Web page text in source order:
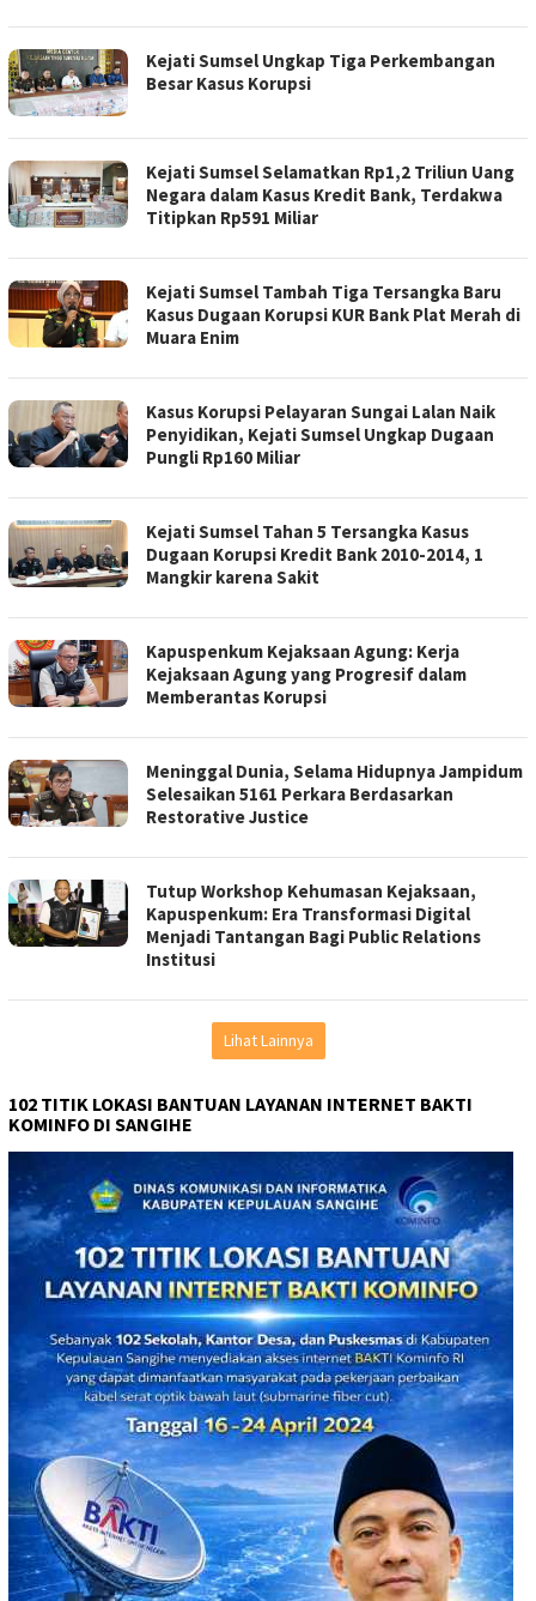
Kejati Sumsel Ungkap Tiga Perkembangan
Besar Kasus Korupsi
Kejati Sumsel Selamatkan Rp1,2 Triliun Uang
Negara dalam Kasus Kredit Bank, Terdakwa
Titipkan Rp591 Miliar
Kejati Sumsel Tambah Tiga Tersangka Baru
Kasus Dugaan Korupsi KUR Bank Plat Merah di
Muara Enim
Kasus Korupsi Pelayaran Sungai Lalan Naik
Penyidikan, Kejati Sumsel Ungkap Dugaan
Pungli Rp160 Miliar
Kejati Sumsel Tahan 5 Tersangka Kasus
Dugaan Korupsi Kredit Bank 2010-2014, 1
Mangkir karena Sakit
Kapuspenkum Kejaksaan Agung: Kerja
Kejaksaan Agung yang Progresif dalam
Memberantas Korupsi
Meninggal Dunia, Selama Hidupnya Jampidum
Selesaikan 5161 Perkara Berdasarkan
Restorative Justice
Tutup Workshop Kehumasan Kejaksaan,
Kapuspenkum: Era Transformasi Digital
Menjadi Tantangan Bagi Public Relations
Institusi
Lihat Lainnya
102 TITIK LOKASI BANTUAN LAYANAN INTERNET BAKTI
KOMINFO DI SANGIHE